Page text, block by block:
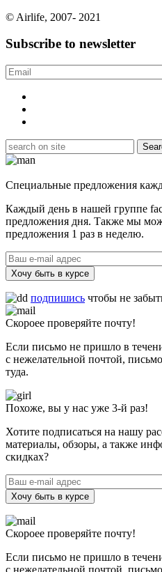
© Airlife, 2007- 2021
Subscribe to newsletter
Специальные предложения
Каждый день в нашей группе
предложения дня. Также мы
предложения 1 раз в неделю.
Хочу быть в курсе
подпишись чтобы не
Скороее проверяйте почту!
Если письмо не пришло в
с нежелательной почтой,
туда.
Похоже, вы у нас уже 3-й раз!
Хотите подписаться на нашу
материалы, обзоры, а также
скидках?
Хочу быть в курсе
Скороее проверяйте почту!
Если письмо не пришло в